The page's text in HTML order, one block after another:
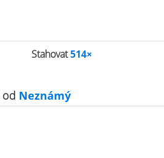
Stahovat514×
od Neznámý